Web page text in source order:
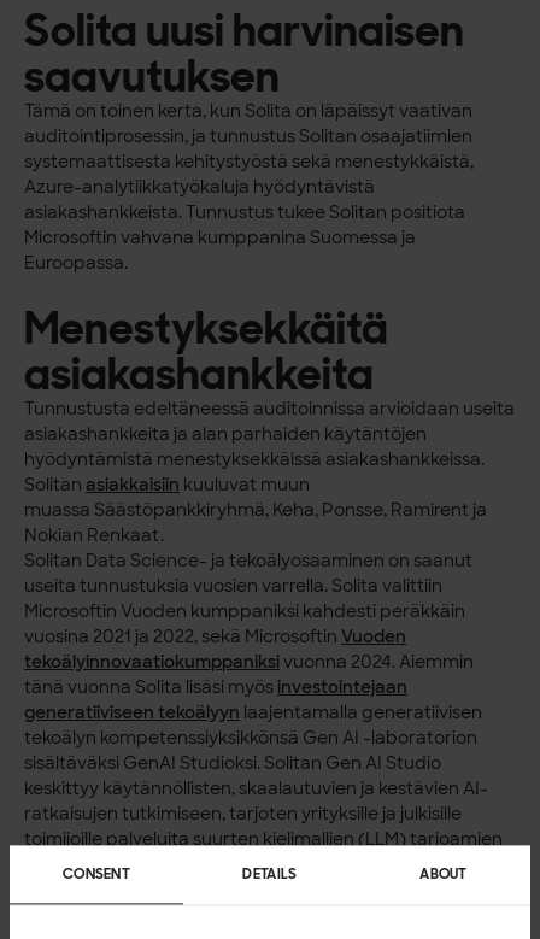
CONSENT DETAILS ABOUT
Solita uusi harvinaisen
saavutuksen
Tämä on toinen kerta, kun Solita on läpäissyt vaativan
auditointiprosessin, ja tunnustus Solitan osaajatiimien
systemaattisesta kehitystyöstä sekä menestykkäistä,
Azure-analytiikkatyökaluja hyödyntävistä
asiakashankkeista. Tunnustus tukee Solitan positiota
Microsoftin vahvana kumppanina Suomessa ja
Euroopassa.
Menestyksekkäitä
asiakashankkeita
Tunnustusta edeltäneessä auditoinnissa arvioidaan useita
asiakashankkeita ja alan parhaiden käytäntöjen
hyödyntämistä menestyksekkäissä asiakashankkeissa.
Solitan asiakkaisiin kuuluvat muun
muassa Säästöpankkiryhmä, Keha, Ponsse, Ramirent ja
Nokian Renkaat.
Solitan Data Science- ja tekoälyosaaminen on saanut
useita tunnustuksia vuosien varrella. Solita valittiin
Microsoftin Vuoden kumppaniksi kahdesti peräkkäin
vuosina 2021 ja 2022, sekä MicrosoftinVuoden
tekoälyinnovaatiokumppaniksivuonna 2024. Aiemmin
tänä vuonna Solita lisäsi myös investointejaan
generatiiviseen tekoälyyn laajentamalla generatiivisen
tekoälyn kompetenssiyksikkönsä Gen AI -laboratorion
sisältäväksi GenAI Studioksi. Solitan Gen AI Studio
keskittyy käytännöllisten, skaalautuvien ja kestävien AI-
ratkaisujen tutkimiseen, tarjoten yrityksille ja julkisille
toimijoille palveluita suurten kielimallien (LLM) tarjoamien
mahdollisuuksien tehokkaaseen hyödyntämiseen.
Lue lisää